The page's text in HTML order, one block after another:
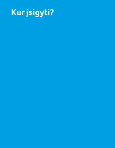
Kur įsigyti?